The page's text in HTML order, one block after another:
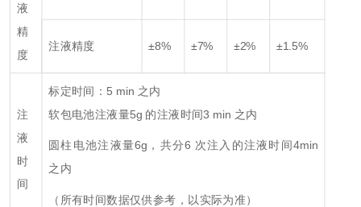
液
精
度
注液精度 ±8% ±7% ±2% ±1.5%
注
液
时
间
标定时间：5 min 之内
软包电池注液量5g 的注液时间3 min 之内
圆柱电池注液量6g，共分6 次注入的注液时间4min
之内
（所有时间数据仅供参考，以实际为准）